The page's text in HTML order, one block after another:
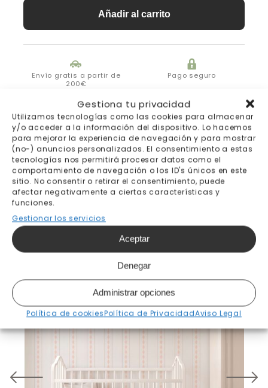
Gestiona tu privacidad
Utilizamos tecnologías como las cookies para almacenar
y/o acceder a la información del dispositivo. Lo hacemos
para mejorar la experiencia de navegación y para mostrar
(no-) anuncios personalizados. El consentimiento a estas
tecnologías nos permitirá procesar datos como el
comportamiento de navegación o los ID's únicos en este
sitio. No consentir o retirar el consentimiento, puede
afectar negativamente a ciertas características y
funciones.
Gestionar los servicios
Aceptar
Denegar
Administrar opciones
Política de cookiesPolítica de PrivacidadAviso Legal
Añadir al carrito
Envío gratis a partir de
200€
Pago seguro
Fabricación bajo pedido 7-
10 días laborables
Envíos y devoluciones
[klaviyo-reviews-all]
Productos relacionados